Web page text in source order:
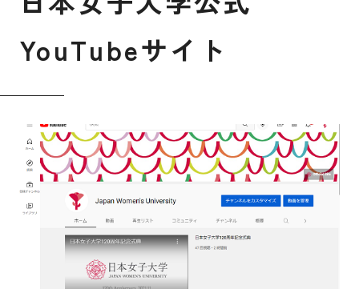
附属豊明幼稚園
附属豊明小学校
日本女子大学通信教育課程
附属機関等
YouTubeサイ ト